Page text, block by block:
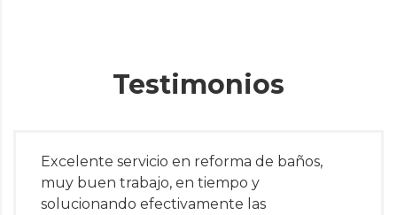
Testimonios
Excelente servicio en reforma de baños,
muy buen trabajo, en tiempo y
solucionando efectivamente las